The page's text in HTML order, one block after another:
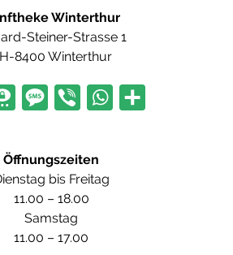
Winterthur
Steiner-Strasse 1
8400 Winterthur
Öffnungszeiten
bis Freitag
11.00 – 18.00
Samstag
11.00 – 17.00